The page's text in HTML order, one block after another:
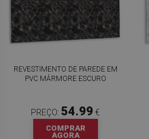
REVESTIMENTO DE PAREDE EM
PVC MÁRMORE ESCURO
PREÇO: 54.99 €
COMPRAR
AGORA